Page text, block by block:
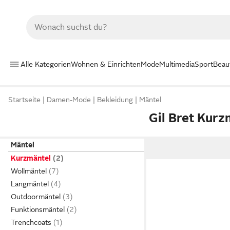
Alle KategorienWohnen & EinrichtenModeMultimediaSport
Startseite Damen-Mode Bekleidung Mäntel
Gil Bret
Mäntel
Kurzmäntel
Wollmäntel
Langmäntel
Outdoormäntel
Funktionsmäntel
Trenchcoats